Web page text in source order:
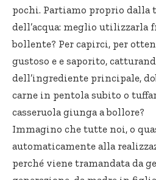
pochi. Partiamo proprio dalla
dell’acqua: meglio utilizzarla
bollente? Per capirci, per
gustoso e e saporito,
dell’ingrediente principale,
carne in pentola subito o
casseruola giunga a bollore?
Immagino che tutte noi, o
automaticamente alla
perché viene tramandata da